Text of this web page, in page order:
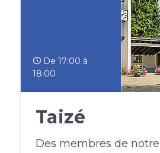
De 17:00 à
18:00
Taizé
Des membres de notre